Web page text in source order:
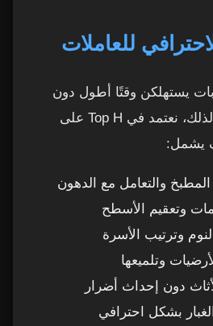
يستهلكن وقتًا أطول دون
تقديم جودة عالية. لذلك، نعتمد في Top H على
يشمل:
والتعامل مع الدهون
وتعقيم الأسطح
وترتيب الأسرة
وتلميعها
دون إحداث أضرار
بشكل احترافي